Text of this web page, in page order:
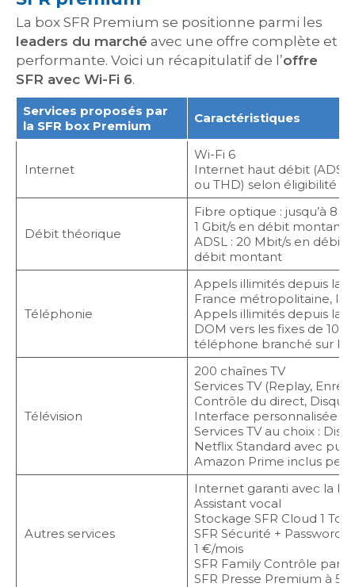
La box SFR Premium se positionne parmi les
leaders du marché avec une offre complète et
performante. Voici un récapitulatif de l’offre
SFR avec Wi-Fi 6.
Services proposés par
la SFR box Premium
Caractéristiques
Internet
Wi-Fi 6
Internet haut débit
ou THD) selon éligibilité
Débit théorique
Fibre optique : jusqu’à 8
1 Gbit/s en débit montant
ADSL : 20 Mbit/s en débit
débit montant
Téléphonie
Appels illimités depuis la
France métropolitaine,
Appels illimités depuis la
DOM vers les fixes de
téléphone branché sur la
Télévision
200 chaînes TV
Services TV (Replay,
Contrôle du direct,
Interface personnalisée et
Services TV au choix :
Netflix Standard avec
Amazon Prime inclus
Autres services
Internet garanti avec la
Assistant vocal
Stockage SFR Cloud 1 To
SFR Sécurité + Password
1 €/mois
SFR Family Contrôle
SFR Presse Premium à 5